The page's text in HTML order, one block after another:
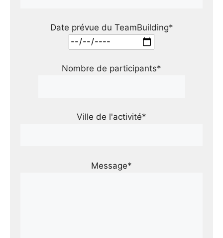
Date prévue du TeamBuilding*
Nombre de participants*
Ville de l'activité*
Message*